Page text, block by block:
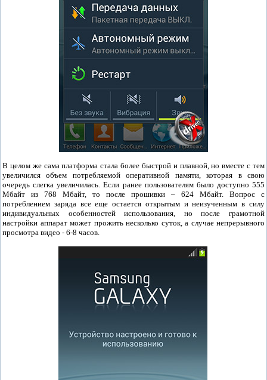
В целом же сама платформа стала более быстрой и плавной, но вместе с тем
увеличился объем потребляемой оперативной памяти, которая в свою
очередь слегка увеличилась. Если ранее пользователям было доступно 555
Мбайт из 768 Мбайт, то после прошивки – 624 Мбайт. Вопрос с
потреблением заряда все еще остается открытым и неизученным в силу
индивидуальных особенностей использования, но после грамотной
настройки аппарат может прожить несколько суток, а случае непрерывного
просмотра видео - 6-8 часов.